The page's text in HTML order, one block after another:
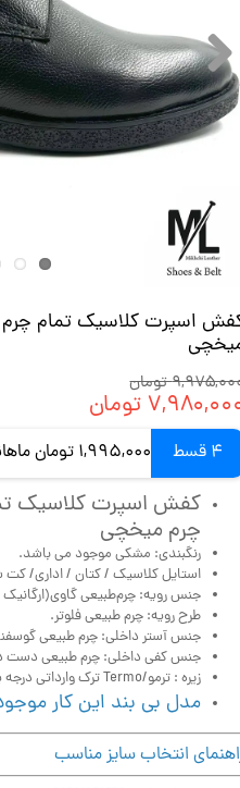
تومان
تومان
4 قسط 1,995,000 تومان ماهانه با اسنپ‌پی (بدون کارمزد)
چرم میخچی
رنگبندی: مشکی موجود می باشد.
استایل کلاسیک / کتان / اداری/ کت
جنس رویه: چرم‌طبیعی گاوی(ارگانیک
طرح رویه: چرم طبیعی فلوتر.
جنس آستر داخلی: چرم طبیعی
جنس کفی داخلی: چرم طبیعی دست
زیره : ترمو/Termo ترک وارداتی درجه یک.
مدل بی بند این کار
انتخاب سایز مناسب